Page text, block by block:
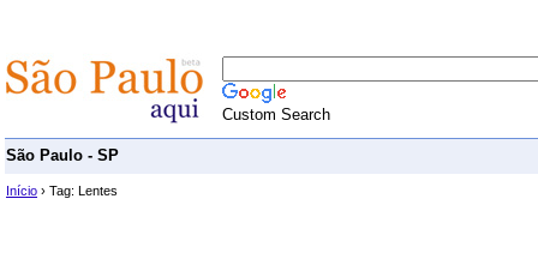
Custom Search
São Paulo - SP
Início › Tag: Lentes